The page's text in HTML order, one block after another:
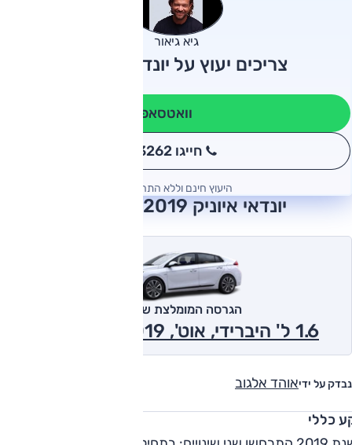
גיא גיאור
צריכים יעוץ על יונדאי איוניק?
וואטסאפ
חייגו 3262
היעוץ חינם וללא התחייבות
יונדאי איוניק 2019 חוות דעת
נבדק על ידיאוהד אלגוב
הגרסה המומלצת של אוטו
1.6 ל' היברידי, אוט', Premium 2019
כללי